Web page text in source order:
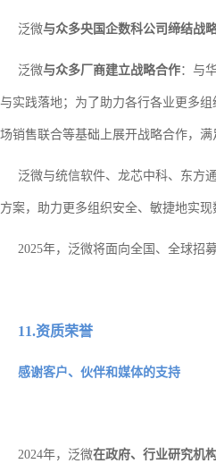
泛微与众多央国企数科公司缔结战
泛微与众多厂商建立战略合作：与
与实践落地；为了助力各行各业更多
场销售联合等基础上展开战略合作，满
泛微与统信软件、龙芯中科、东方
方案，助力更多组织安全、敏捷地实现
2025年，泛微将面向全国、全球招
11.资质荣誉
感谢客户、伙伴和媒体的支持
2024年，泛微在政府、行业研究机